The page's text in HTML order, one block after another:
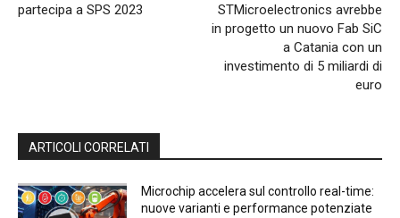
partecipa a SPS 2023
STMicroelectronics avrebbe
in progetto un nuovo Fab SiC
a Catania con un
investimento di 5 miliardi di
euro
ARTICOLI CORRELATI
Microchip accelera sul controllo real-time:
nuove varianti e performance potenziate